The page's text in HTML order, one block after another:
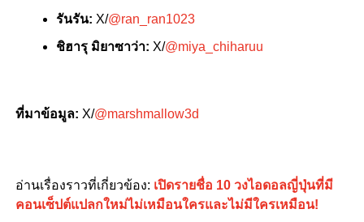
รันรัน: X/@ran_ran1023
ชิฮารุ มิยาซาว่า: X/@miya_chiharuu
ที่มาข้อมูล: X/@marshmallow3d
อ่านเรื่องราวที่เกี่ยวข้อง: เปิดรายชื่อ 10 วงไอดอลญี่ปุ่นที่มี
คอนเซ็ปต์แปลกใหม่ไม่เหมือนใครและไม่มีใครเหมือน!